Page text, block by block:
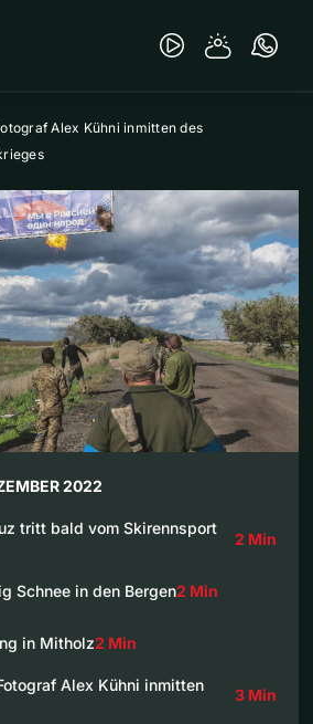
Alex Kühni inmitten des
2022
tritt bald vom Skirennsport
2 Min
Schnee in den Bergen2 Min
in Mitholz2 Min
Alex Kühni inmitten
3 Min